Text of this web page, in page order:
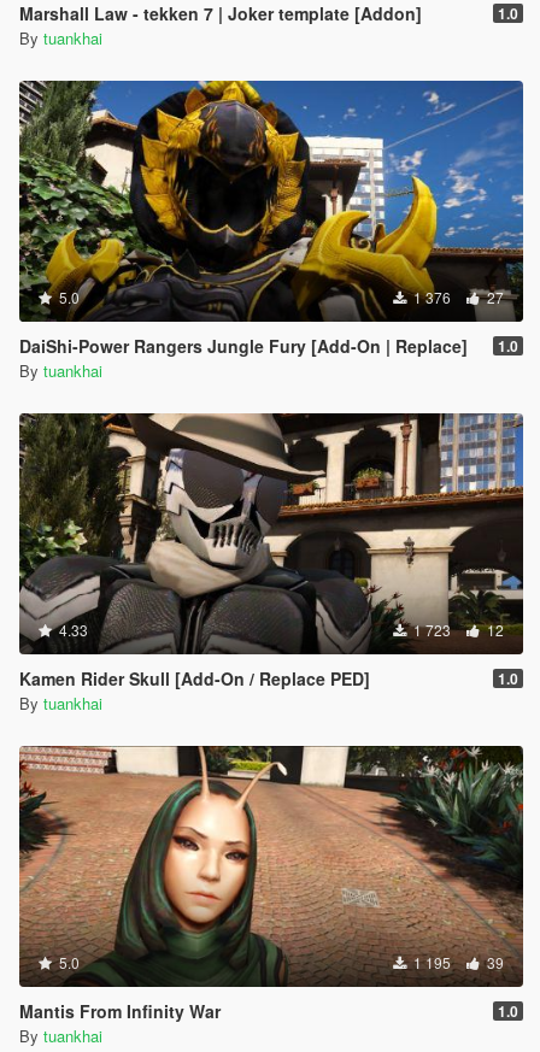
Marshall Law - tekken 7 | Joker template [Addon] 1.0
By tuankhai
5.0 1 376 27
DaiShi-Power Rangers Jungle Fury [Add-On | Replace] 1.0
By tuankhai
4.33 1 723 12
Kamen Rider Skull [Add-On / Replace PED] 1.0
By tuankhai
5.0 1 195 39
Mantis From Infinity War 1.0
By tuankhai